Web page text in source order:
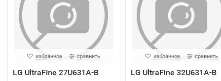
избранное сравнить
LG UltraFine 27U631A-B
избранное сравнить
LG UltraFine 32U631A-B